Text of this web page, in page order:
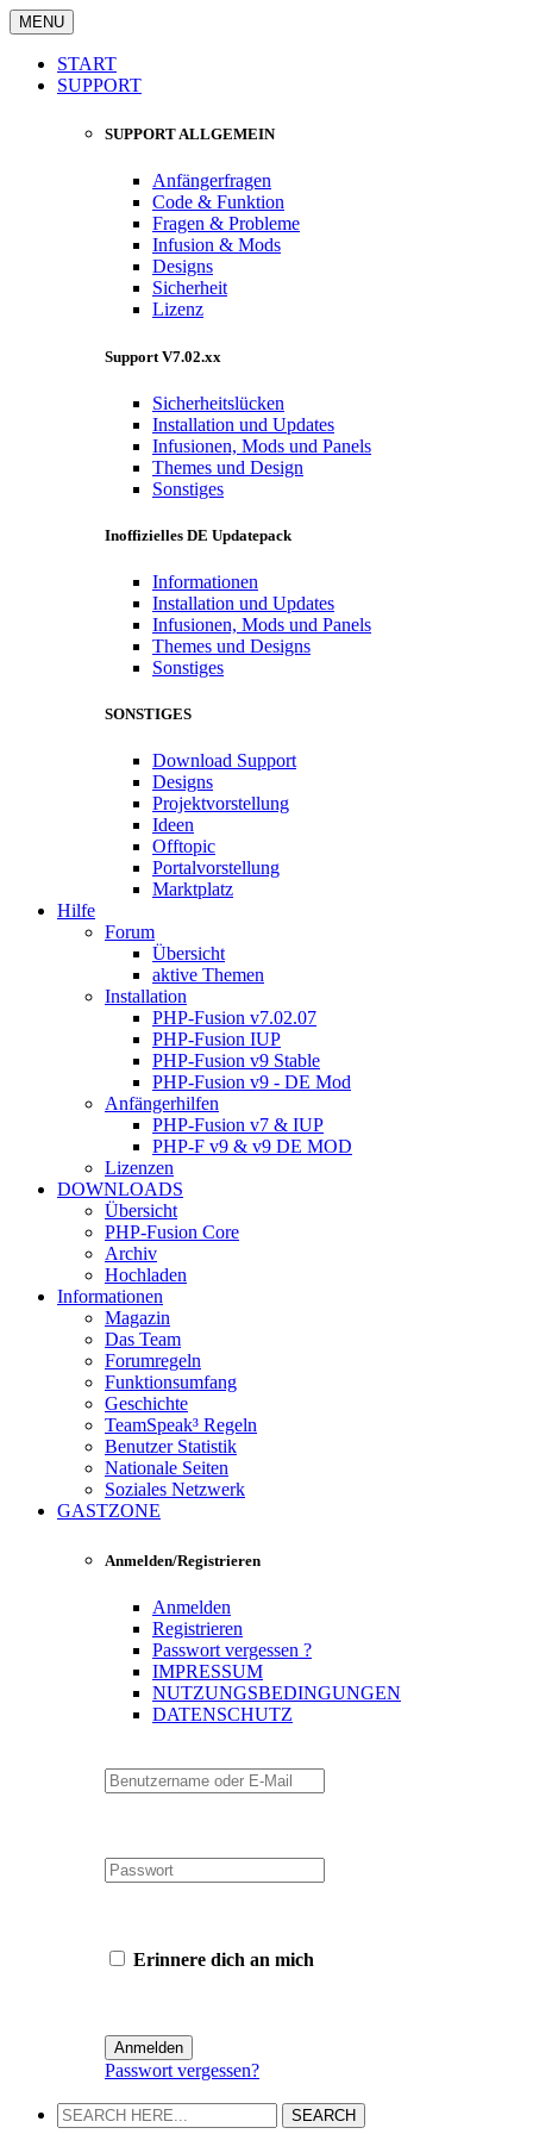
MENU
START
SUPPORT
SUPPORT ALLGEMEIN
Anfängerfragen
Code & Funktion
Fragen & Probleme
Infusion & Mods
Designs
Sicherheit
Lizenz
Support V7.02.xx
Sicherheitslücken
Installation und Updates
Infusionen, Mods und Panels
Themes und Design
Sonstiges
Inoffizielles DE Updatepack
Informationen
Installation und Updates
Infusionen, Mods und Panels
Themes und Designs
Sonstiges
SONSTIGES
Download Support
Designs
Projektvorstellung
Ideen
Offtopic
Portalvorstellung
Marktplatz
Hilfe
Forum
Übersicht
aktive Themen
Installation
PHP-Fusion v7.02.07
PHP-Fusion IUP
PHP-Fusion v9 Stable
PHP-Fusion v9 - DE Mod
Anfängerhilfen
PHP-Fusion v7 & IUP
PHP-F v9 & v9 DE MOD
Lizenzen
DOWNLOADS
Übersicht
PHP-Fusion Core
Archiv
Hochladen
Informationen
Magazin
Das Team
Forumregeln
Funktionsumfang
Geschichte
TeamSpeak³ Regeln
Benutzer Statistik
Nationale Seiten
Soziales Netzwerk
GASTZONE
Anmelden/Registrieren
Anmelden
Registrieren
Passwort vergessen ?
IMPRESSUM
NUTZUNGSBEDINGUNGEN
DATENSCHUTZ
Erinnere dich an mich
Passwort vergessen?